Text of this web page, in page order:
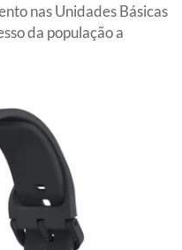
nas Unidades Básicas
da população a